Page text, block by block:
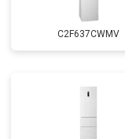
C2F637CWMV